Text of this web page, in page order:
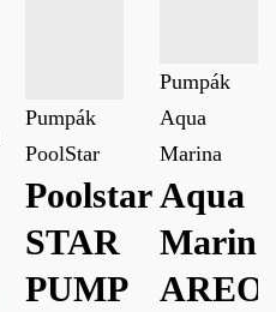
Pumpák
PoolStar
Poolstar
STAR
PUMP
Pumpák
Aqua
Marina
Aqua
Marina
AREO